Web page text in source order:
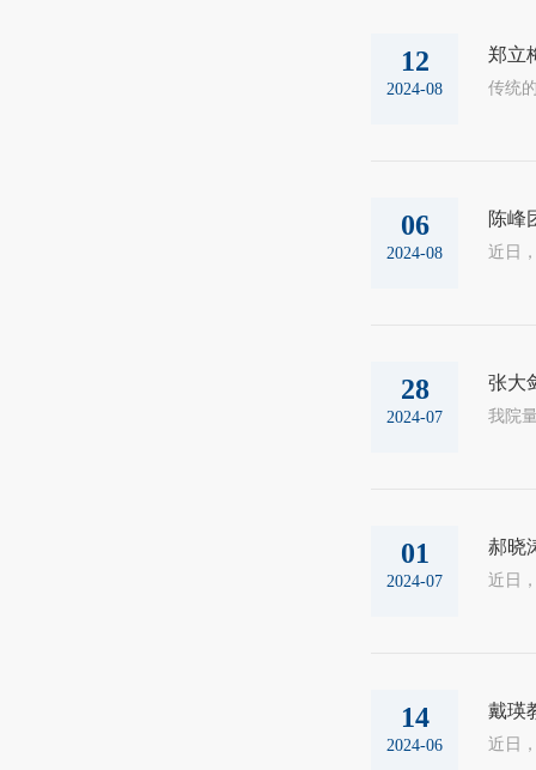
12
2024-08
郑立
06
2024-08
陈峰
28
2024-07
张大
01
2024-07
郝晓
14
2024-06
戴瑛